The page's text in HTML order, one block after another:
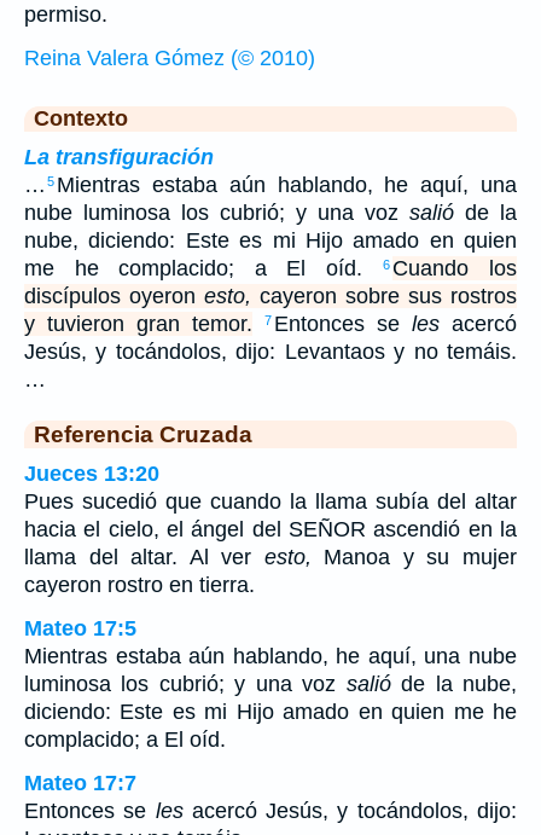
permiso.
Reina Valera Gómez (© 2010)
Contexto
La transfiguración
… 5 Mientras estaba aún hablando, he aquí, una
nube luminosa los cubrió; y una voz salió de la
nube, diciendo: Este es mi Hijo amado en quien
me he complacido; a El oíd.
6 Cuando los
discípulos oyeron esto, cayeron sobre sus rostros
y tuvieron gran temor.
7 Entonces seles acercó
Jesús, y tocándolos, dijo: Levantaos y no temáis.
…
Referencia Cruzada
Jueces 13:20
Pues sucedió que cuando la llama subía del altar
hacia el cielo, el ángel del SEÑOR ascendió en la
llama del altar. Al ver esto, Manoa y su mujer
cayeron rostro en tierra.
Mateo 17:5
Mientras estaba aún hablando, he aquí, una nube
luminosa los cubrió; y una voz salióde la nube,
diciendo: Este es mi Hijo amado en quien me he
complacido; a El oíd.
Mateo 17:7
Entonces se lesacercó Jesús, y tocándolos, dijo: